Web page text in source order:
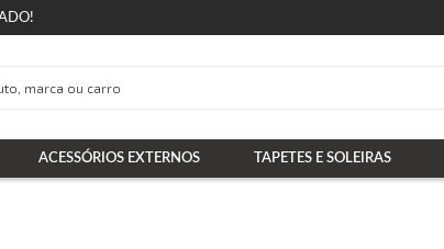
ACESSÓRIOS EXTERNOS TAPETES E SOLEIRAS